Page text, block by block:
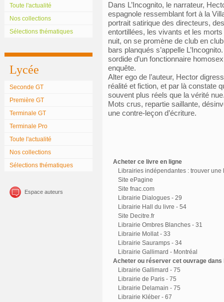
Toute l'actualité
Nos collections
Sélections thématiques
Lycée
Seconde GT
Première GT
Terminale GT
Terminale Pro
Toute l'actualité
Nos collections
Sélections thématiques
Espace auteurs
Dans L’Incognito, le narrateur,
espagnole ressemblant fort à la
portrait satirique des directeurs,
entortillées, les vivants et les
nuit, on se promène de club en
bars planqués s’appelle
sordide d’un fonctionnaire
enquête.
Alter ego de l’auteur, Hector
réalité et fiction, et par là constate
souvent plus réels que la vérité
Mots crus, repartie saillante,
une contre-leçon d’écriture.
Acheter ce livre en ligne
Librairies indépendantes : trouver une
Site ePagine
Site fnac.com
Librairie Dialogues - 29
Librairie Hall du livre - 54
Site Decitre.fr
Librairie Ombres Blanches - 31
Librairie Mollat - 33
Librairie Sauramps - 34
Librairie Gallimard - Montréal
Acheter ou réserver cet ouvrage
Librairie Gallimard - 75
Librairie de Paris - 75
Librairie Delamain - 75
Librairie Kléber - 67